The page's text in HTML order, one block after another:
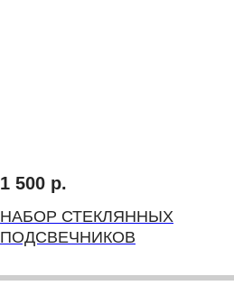
1 500 р.
НАБОР СТЕКЛЯННЫХ
ПОДСВЕЧНИКОВ